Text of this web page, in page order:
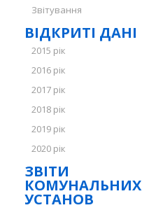
Звітування
ВІДКРИТІ ДАНІ
2015 рік
2016 рік
2017 рік
2018 рік
2019 рік
2020 рік
ЗВІТИ
КОМУНАЛЬНИХ
УСТАНОВ